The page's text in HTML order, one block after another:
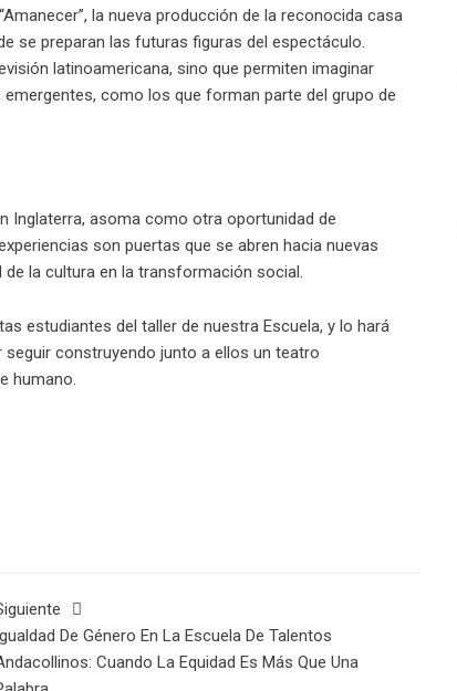
la nueva producción de la reconocida casa
se preparan las futuras figuras del espectáculo.
latinoamericana, sino que permiten imaginar
como los que forman parte del grupo de
Inglaterra, asoma como otra oportunidad de
son puertas que se abren hacia nuevas
la cultura en la transformación social.
estudiantes del taller de nuestra Escuela, y lo hará
construyendo junto a ellos un teatro
humano.
De Género En La Escuela De Talentos
Cuando La Equidad Es Más Que Una